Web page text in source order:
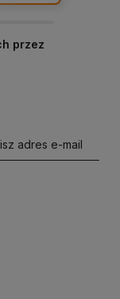
przez
adres e-mail